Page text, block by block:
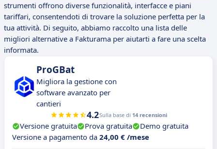
strumenti offrono diverse funzionalità, interfacce e piani
tariffari, consentendoti di trovare la soluzione perfetta per la
tua attività. Di seguito, abbiamo raccolto una lista delle
migliori alternative a Fakturama per aiutarti a fare una scelta
informata.
ProGBat
Migliora la gestione con
software avanzato per
cantieri
4.2Sulla base di 14 recensioni
Versione gratuita Prova gratuita
Demo gratuita
Versione a pagamento da 24,00 € /mese